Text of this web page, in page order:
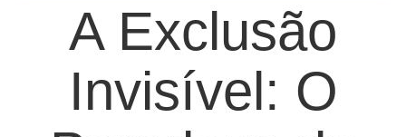
A Exclusão
Invisível: O